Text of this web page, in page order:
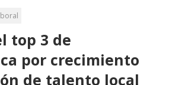
top 3 de
por crecimiento
de talento local